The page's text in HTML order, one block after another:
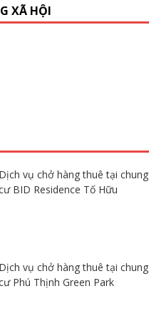
XÃ HỘI
Dịch vụ chở hàng thuê tại chung
BID Residence Tố Hữu
Dịch vụ chở hàng thuê tại chung
Phú Thịnh Green Park